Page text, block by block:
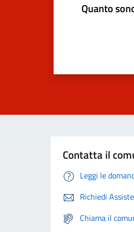
Quanto
Contatta il
Leggi le
Richiedi
Chiama il